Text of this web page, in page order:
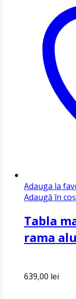
Adauga la
Adaugă în coș
Tabla
rama
639,00 lei